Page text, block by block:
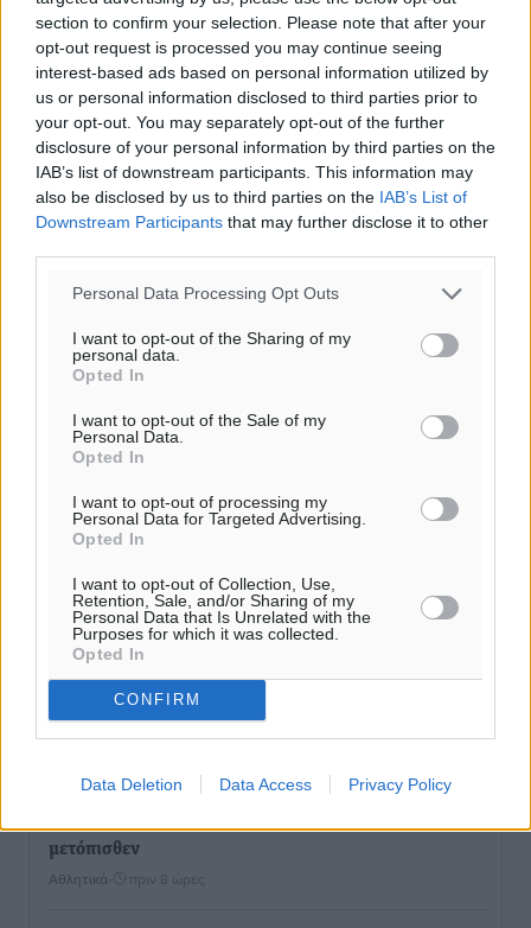
section to confirm your selection. Please note that after your
opt-out request is processed you may continue seeing
interest-based ads based on personal information utilized by
us or personal information disclosed to third parties prior to
your opt-out. You may separately opt-out of the further
disclosure of your personal information by third parties on the
IAB’s list of downstream participants. This information may
also be disclosed by us to third parties on the IAB’s List of
Downstream Participants that may further disclose it to other
Personal Data Processing Opt Outs
I want to opt-out of the Sharing of my
personal data.
Opted In
I want to opt-out of the Sale of my
Personal Data.
Opted In
I want to opt-out of processing my
Personal Data for Targeted Advertising.
Opted In
I want to opt-out of Collection, Use,
Retention, Sale, and/or Sharing of my
Personal Data that Is Unrelated with the
Purposes for which it was collected.
Opted In
CONFIRM
Data Deletion Data Access Privacy Policy
Ροή ειδήσεων
Έτος – ορόσημο το 2025 για δωρεές οργάνων στην
Ελλάδα
μετόπισθεν
Αθλητικά πριν 8 ώρες